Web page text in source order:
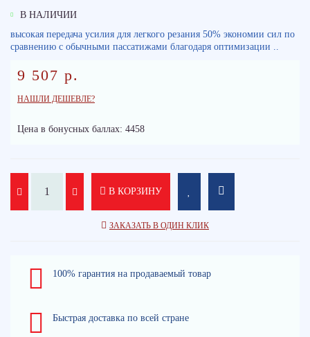
В НАЛИЧИИ
высокая передача усилия для легкого резания 50% экономии сил по
сравнению с обычными пассатижами благодаря оптимизации ..
9 507 р.
НАШЛИ ДЕШЕВЛЕ?
Цена в бонусных баллах: 4458
В КОРЗИНУ
ЗАКАЗАТЬ В ОДИН КЛИК
100% гарантия на продаваемый товар
Быстрая доставка по всей стране